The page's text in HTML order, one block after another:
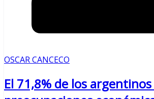
OSCAR CANCECO
El 71,8% de los